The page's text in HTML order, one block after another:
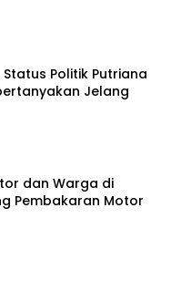
Status Politik Putriana
Jelang
dan Warga di
Pembakaran Motor